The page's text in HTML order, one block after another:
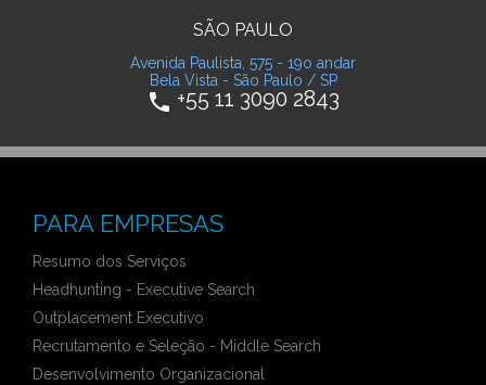
SÃO PAULO
Avenida Paulista, 575 - 19o andar
Bela Vista - São Paulo / SP
phone +55 11 3090 2843
PARA EMPRESAS
Resumo dos Serviços
Headhunting - Executive Search
Outplacement Executivo
Recrutamento e Seleção - Middle Search
Desenvolvimento Organizacional